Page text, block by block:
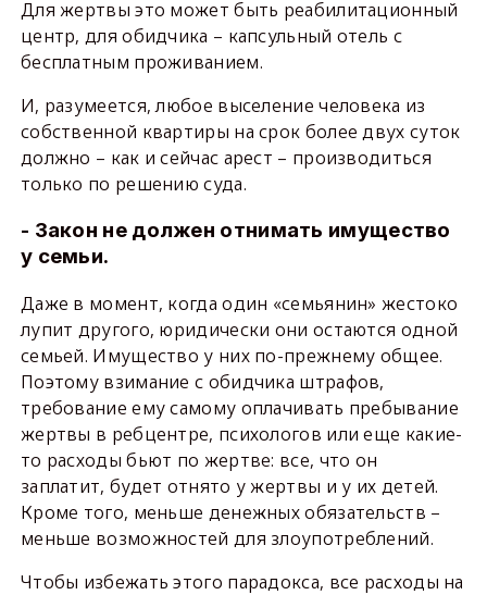
Для жертвы это может быть реабилитационный
центр, для обидчика – капсульный отель с
бесплатным проживанием.
И, разумеется, любое выселение человека из
собственной квартиры на срок более двух суток
должно – как и сейчас арест – производиться
только по решению суда.
- Закон не должен отнимать имущество
у семьи.
Даже в момент, когда один «семьянин» жестоко
лупит другого, юридически они остаются одной
семьей. Имущество у них по-прежнему общее.
Поэтому взимание с обидчика штрафов,
требование ему самому оплачивать пребывание
жертвы в ребцентре, психологов или еще какие-
то расходы бьют по жертве: все, что он
заплатит, будет отнято у жертвы и у их детей.
Кроме того, меньше денежных обязательств –
меньше возможностей для злоупотреблений.
Чтобы избежать этого парадокса, все расходы на